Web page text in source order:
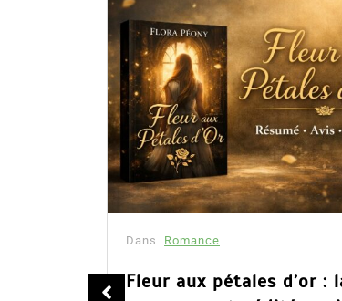
Dans Romance
Fleur aux pétales d’or :